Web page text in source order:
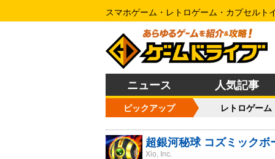
スマホゲーム・レトロゲーム・カプセルト
ニュース 人気記事
ピックアップ レトロゲーム
超銀河秘球 コズミックボ
Xio, Inc.